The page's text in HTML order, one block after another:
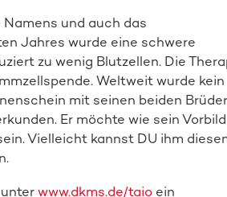
und auch das
Jahres wurde eine schwere
zu wenig Blutzellen. Die
Weltweit wurde kein
mit seinen beiden
Er möchte wie sein Vorbild
Vielleicht kannst DU ihm
www.dkms.de/taio ein